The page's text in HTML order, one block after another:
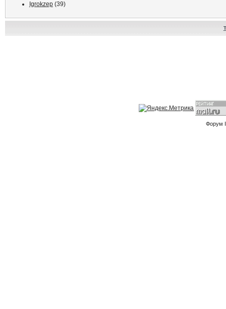
Igrokzep(39)
Форум